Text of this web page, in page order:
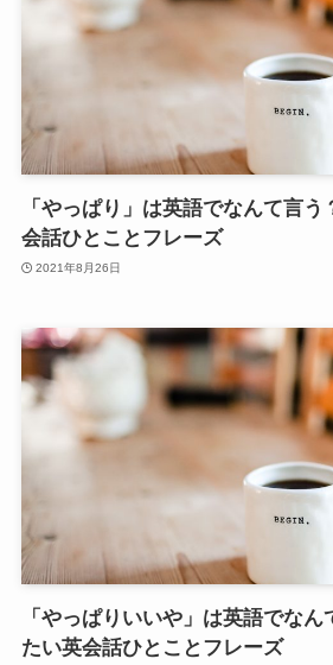
「やっぱり」は英語でなんて言
会話ひとことフレーズ
2021年8月26日
「やっぱりいいや」は英語でな
たい英会話ひとことフレーズ